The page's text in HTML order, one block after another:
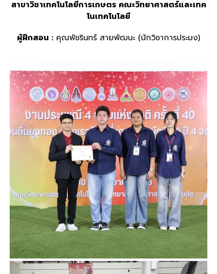
สาขาวิชาเทคโนโลยีการเกษตร คณะวิทยาศาสตร์และเทค
โนเทคโนโลยี
ผู้ฝึกสอน : คุณพัชรินทร์ สายพัฒนะ (นักวิชาการประมง)